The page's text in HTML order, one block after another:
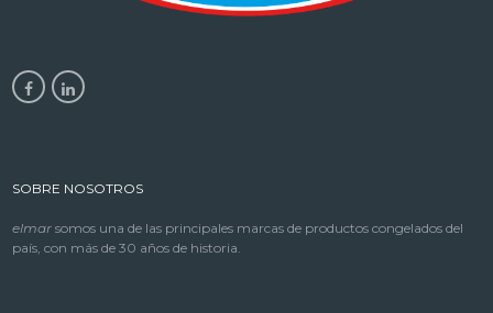
SOBRE NOSOTROS
elmar somos una de las principales marcas de productos congelados del
país, con más de 30 años de historia.